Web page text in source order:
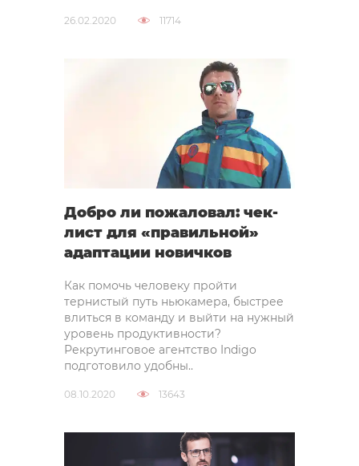
26.02.2020 11714
Добро ли пожаловал: чек-
лист для «правильной»
адаптации новичков
Как помочь человеку пройти
тернистый путь ньюкамера, быстрее
влиться в команду и выйти на нужный
уровень продуктивности?
Рекрутинговое агентство Indigo
подготовило удобны..
08.10.2020 13643